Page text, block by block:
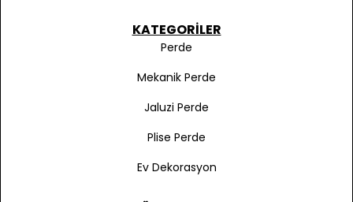
KATEGORILER
Perde
Mekanik Perde
Jaluzi Perde
Plise Perde
Ev Dekorasyon